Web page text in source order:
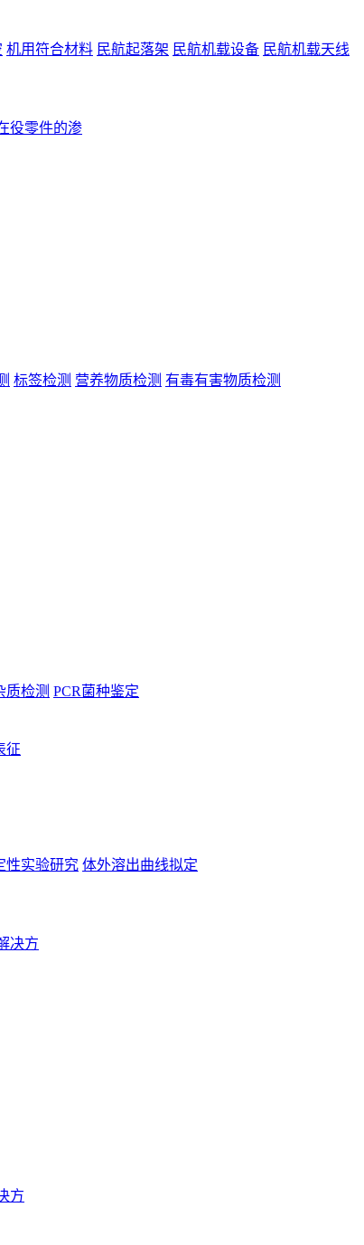
机用符合材料 民航起落架 民航机载设备 民航机载天线
役零件的渗
标签检测 营养物质检测 有毒有害物质检测
质检测 PCR菌种鉴定
征
性实验研究 体外溶出曲线拟定
决方
方